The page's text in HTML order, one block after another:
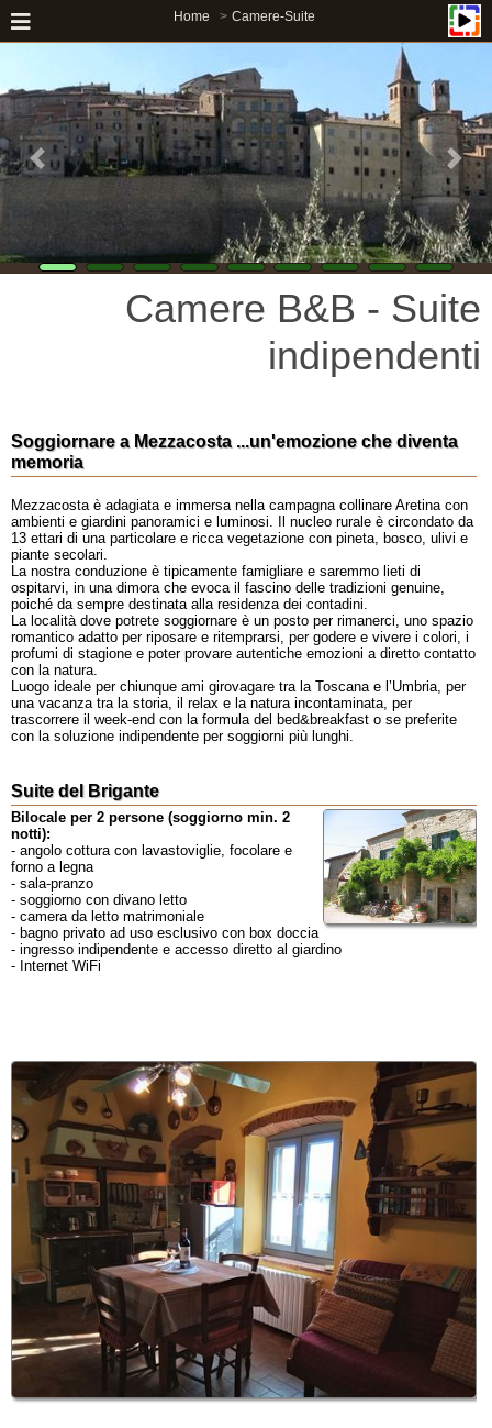
Home Camere-Suite
Camere B&B - Suite
indipendenti
Soggiornare a Mezzacosta ...un'emozione che diventa
memoria
Mezzacosta è adagiata e immersa nella campagna collinare Aretina con
ambienti e giardini panoramici e luminosi. Il nucleo rurale è circondato da
13 ettari di una particolare e ricca vegetazione con pineta, bosco, ulivi e
piante secolari.
La nostra conduzione è tipicamente famigliare e saremmo lieti di
ospitarvi, in una dimora che evoca il fascino delle tradizioni genuine,
poiché da sempre destinata alla residenza dei contadini.
La località dove potrete soggiornare è un posto per rimanerci, uno spazio
romantico adatto per riposare e ritemprarsi, per godere e vivere i colori, i
profumi di stagione e poter provare autentiche emozioni a diretto contatto
con la natura.
Luogo ideale per chiunque ami girovagare tra la Toscana e l’Umbria, per
una vacanza tra la storia, il relax e la natura incontaminata, per
trascorrere il week-end con la formula del bed&breakfast o se preferite
con la soluzione indipendente per soggiorni più lunghi.
Suite del Brigante
Bilocale per 2 persone (soggiorno min. 2
notti):
- angolo cottura con lavastoviglie, focolare e
forno a legna
- sala-pranzo
- soggiorno con divano letto
- camera da letto matrimoniale
- bagno privato ad uso esclusivo con box doccia
- ingresso indipendente e accesso diretto al giardino
- Internet WiFi